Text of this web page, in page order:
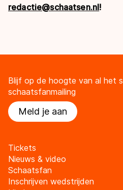
redactie@schaatsen.nl!
Blijf op de hoogte van al het
schaatsfanmailing
Meld je aan
Tickets
Nieuws & video
Schaatsfan
Inschrijven wedstrijden